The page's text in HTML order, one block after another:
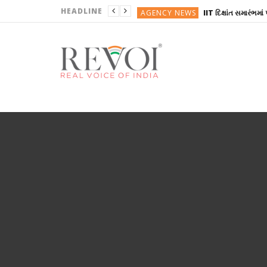
HEADLINE AGENCY NEWS
ગુજરાતી
ગુજરાતી